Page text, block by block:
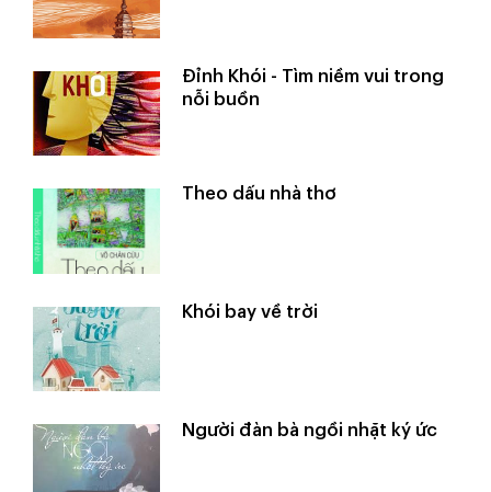
Đỉnh Khói - Tìm niềm vui trong
nỗi buồn
Theo dấu nhà thơ
Khói bay về trời
Người đàn bà ngồi nhặt ký ức